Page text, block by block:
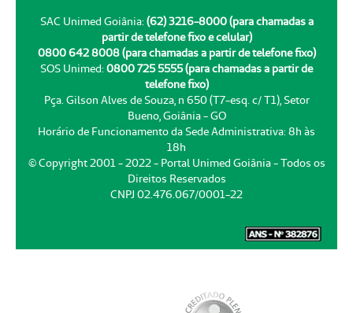
SAC Unimed Goiânia: (62) 3216-8000 (para chamadas a
partir de telefone fixo e celular)
0800 642 8008 (para chamadas a partir de telefone fixo)
SOS Unimed: 0800 725 5555 (para chamadas a partir de
telefone fixo)
Pça. Gilson Alves de Souza, n 650 (T7-esq. c/ T1), Setor
Bueno, Goiânia - GO
Horário de Funcionamento da Sede Administrativa: 8h às
18h
© Copyright 2001 - 2022 - Portal Unimed Goiânia - Todos os
Direitos Reservados
CNPJ 02.476.067/0001-22